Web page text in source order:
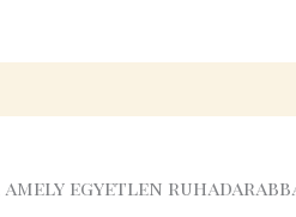
egyetlen